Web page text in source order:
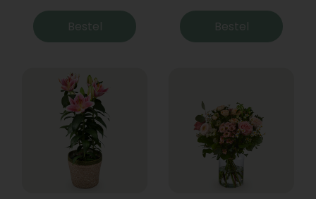
Bestel Bestel